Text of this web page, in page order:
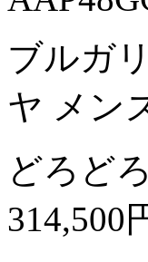
ブルガ
ヤ メン
どろど
314,500